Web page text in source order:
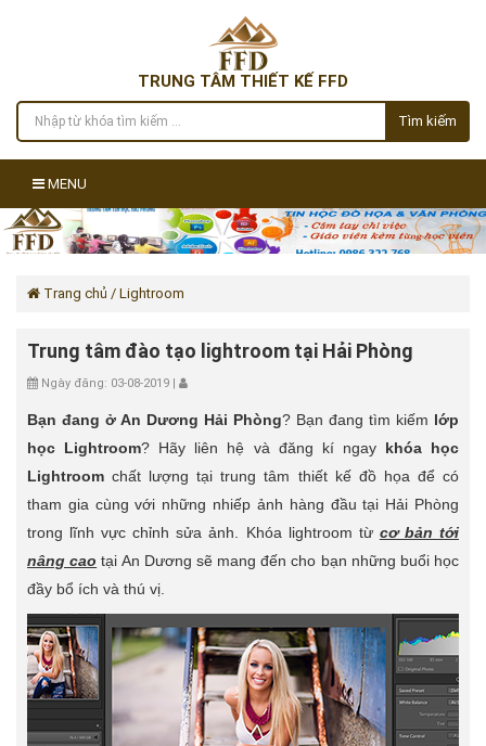
TRUNG TÂM THIẾT KẾ FFD
Tìm kiếm
MENU
Trang chủ / Lightroom
Trung tâm đào tạo lightroom tại Hải Phòng
Ngày đăng: 03-08-2019 |
Bạn đang ở An Dương Hải Phòng? Bạn đang tìm kiếm lớp
học Lightroom? Hãy liên hệ và đăng kí ngay khóa học
Lightroom chất lượng tại trung tâm thiết kế đồ họa để có
tham gia cùng với những nhiếp ảnh hàng đầu tại Hải Phòng
trong lĩnh vực chỉnh sửa ảnh. Khóa lightroom từ cơ bản tới
nâng cao tại An Dương sẽ mang đến cho bạn những buổi học
đầy bổ ích và thú vị.